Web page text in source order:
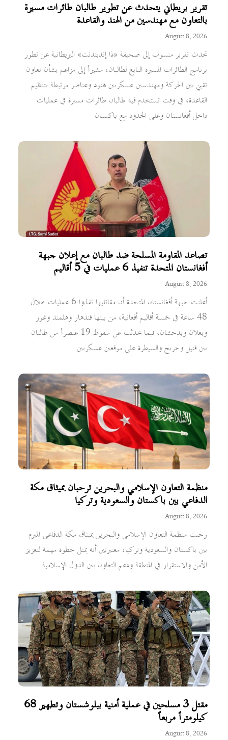
تقرير بريطاني يتحدث عن تطوير طالبان طائرات مسيرة
بالتعاون مع مهندسين من الهند والقاعدة
August 8, 2026
تحدث تقرير منسوب إلى صحيفة «ذا إندبندنت» البريطانية عن تطور
برنامج الطائرات المسيرة التابع لطالبان، مشيراً إلى مزاعم بشأن تعاون
تقني بين الحركة ومهندسين عسكريين هنود وعناصر مرتبطة بتنظيم
القاعدة، في وقت تستخدم فيه طالبان طائرات مسيرة في عمليات
داخل أفغانستان وعلى الحدود مع باكستان
تصاعد المقاومة المسلحة ضد طالبان مع إعلان جبهة
أفغانستان المتحدة تنفيذ 6 عمليات في 5 أقاليم
August 8, 2026
أعلنت جبهة أفغانستان المتحدة أن مقاتليها نفذوا 6 عمليات خلال
48 ساعة في خمسة أقاليم أفغانية، من بينها قندهار وهلمند وغور
وبغلان وبدخشان، فيما تحدثت عن سقوط 19 عنصراً من طالبان
بين قتيل وجريح والسيطرة على موقعين عسكريين
منظمة التعاون الإسلامي والبحرين ترحبان بميثاق مكة
الدفاعي بين باكستان والسعودية وتركيا
August 8, 2026
رحبت منظمة التعاون الإسلامي والبحرين بميثاق مكة الدفاعي المبرم
بين باكستان والسعودية وتركيا، معتبرتين أنه يمثل خطوة مهمة لتعزيز
الأمن والاستقرار في المنطقة ودعم التعاون بين الدول الإسلامية
مقتل 3 مسلحين في عملية أمنية ببلوشستان وتطهير 68
كيلومتراً مربعاً
August 8, 2026